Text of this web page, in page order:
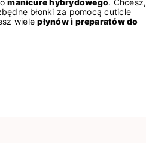
błonki za pomocą cuticle
wielepłynów i preparatów do